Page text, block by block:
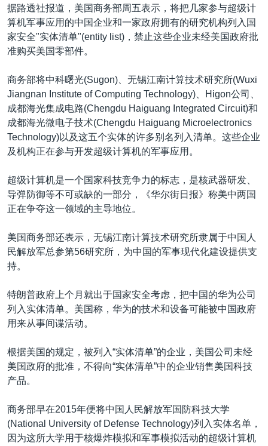
重要讲话与声明
台海两岸关系
南中国海争端
关注新疆
GEN Z 看美国
其他语言网站
据路透社报道，美国商务部周五表示，将把几家参与超级计
算机军事应用的中国企业和一家政府拥有的研究机构列入国
家安全"实体清单"(entity list)，禁止这些企业未经美国政府批
准购买美国零部件。
商务部将中科曙光(Sugon)、无锡江南计算技术研究所(Wuxi
Jiangnan Institute of Computing Technology)、Higon公司、
成都海光集成电路(Chengdu Haiguang Integrated Circuit)和
成都海光微电子技术(Chengdu Haiguang Microelectronics
Technology)以及这五个实体的许多别名列入清单。这些企业
及机构正在参与开发超级计算机的军事应用。
超级计算机是一个国家科技竞争力的标志，是核武器研发、
导弹防御等不可或缺的一部分，《华尔街日报》称美中两国
正在争夺这一领域的主导地位。
美国商务部还表示，无锡江南计算技术研究所隶属于中国人
民解放军总参第56研究所，为中国的军事现代化建设提供支
持。
特朗普政府上个月就出于国家安全考虑，把中国的华为公司
列入实体清单。美国称，华为的技术和设备可能被中国政府
用来从事间谍活动。
根据美国的规定，被列入“实体清单”的企业，美国公司未经
美国政府的批准，不得向“实体清单”中的企业销售美国科技
产品。
商务部早在2015年便将中国人民解放军国防科技大学
(National University of Defense Technology)列入实体名单，
因为这所大学用于核爆炸模拟和军事模拟活动的超级计算机